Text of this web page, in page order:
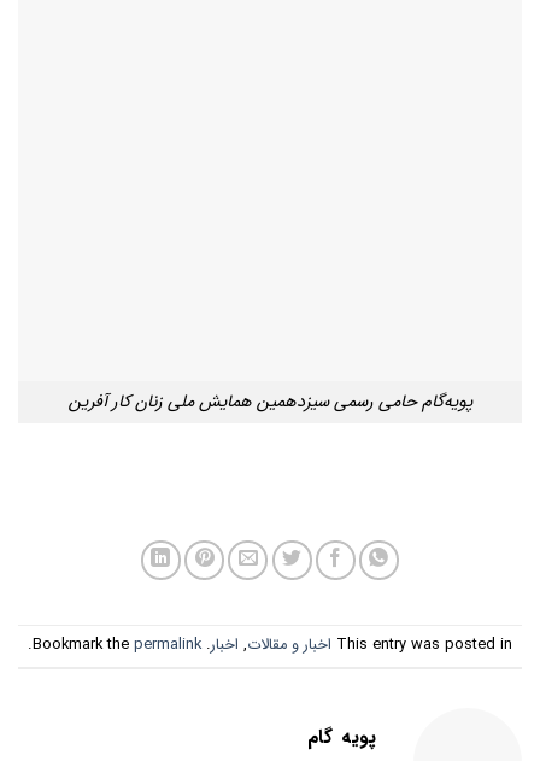
پویه‌گام حامی رسمی سیزدهمین همایش ملی زنان کار آفرین
This entry was posted in اخبار و مقالات, اخبار. Bookmark the
permalink
.
پویه گام